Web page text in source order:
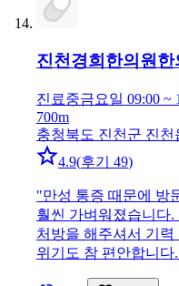
진천경희한의원 한
진료중금요일 09:00 ~
700m
충청북도 진천군 진천
4.9(후기 49)
"만성 통증 때문에 방
훨씬 가벼워졌습니다
처방을 해주셔서 기
위기도 참 편안합니다.